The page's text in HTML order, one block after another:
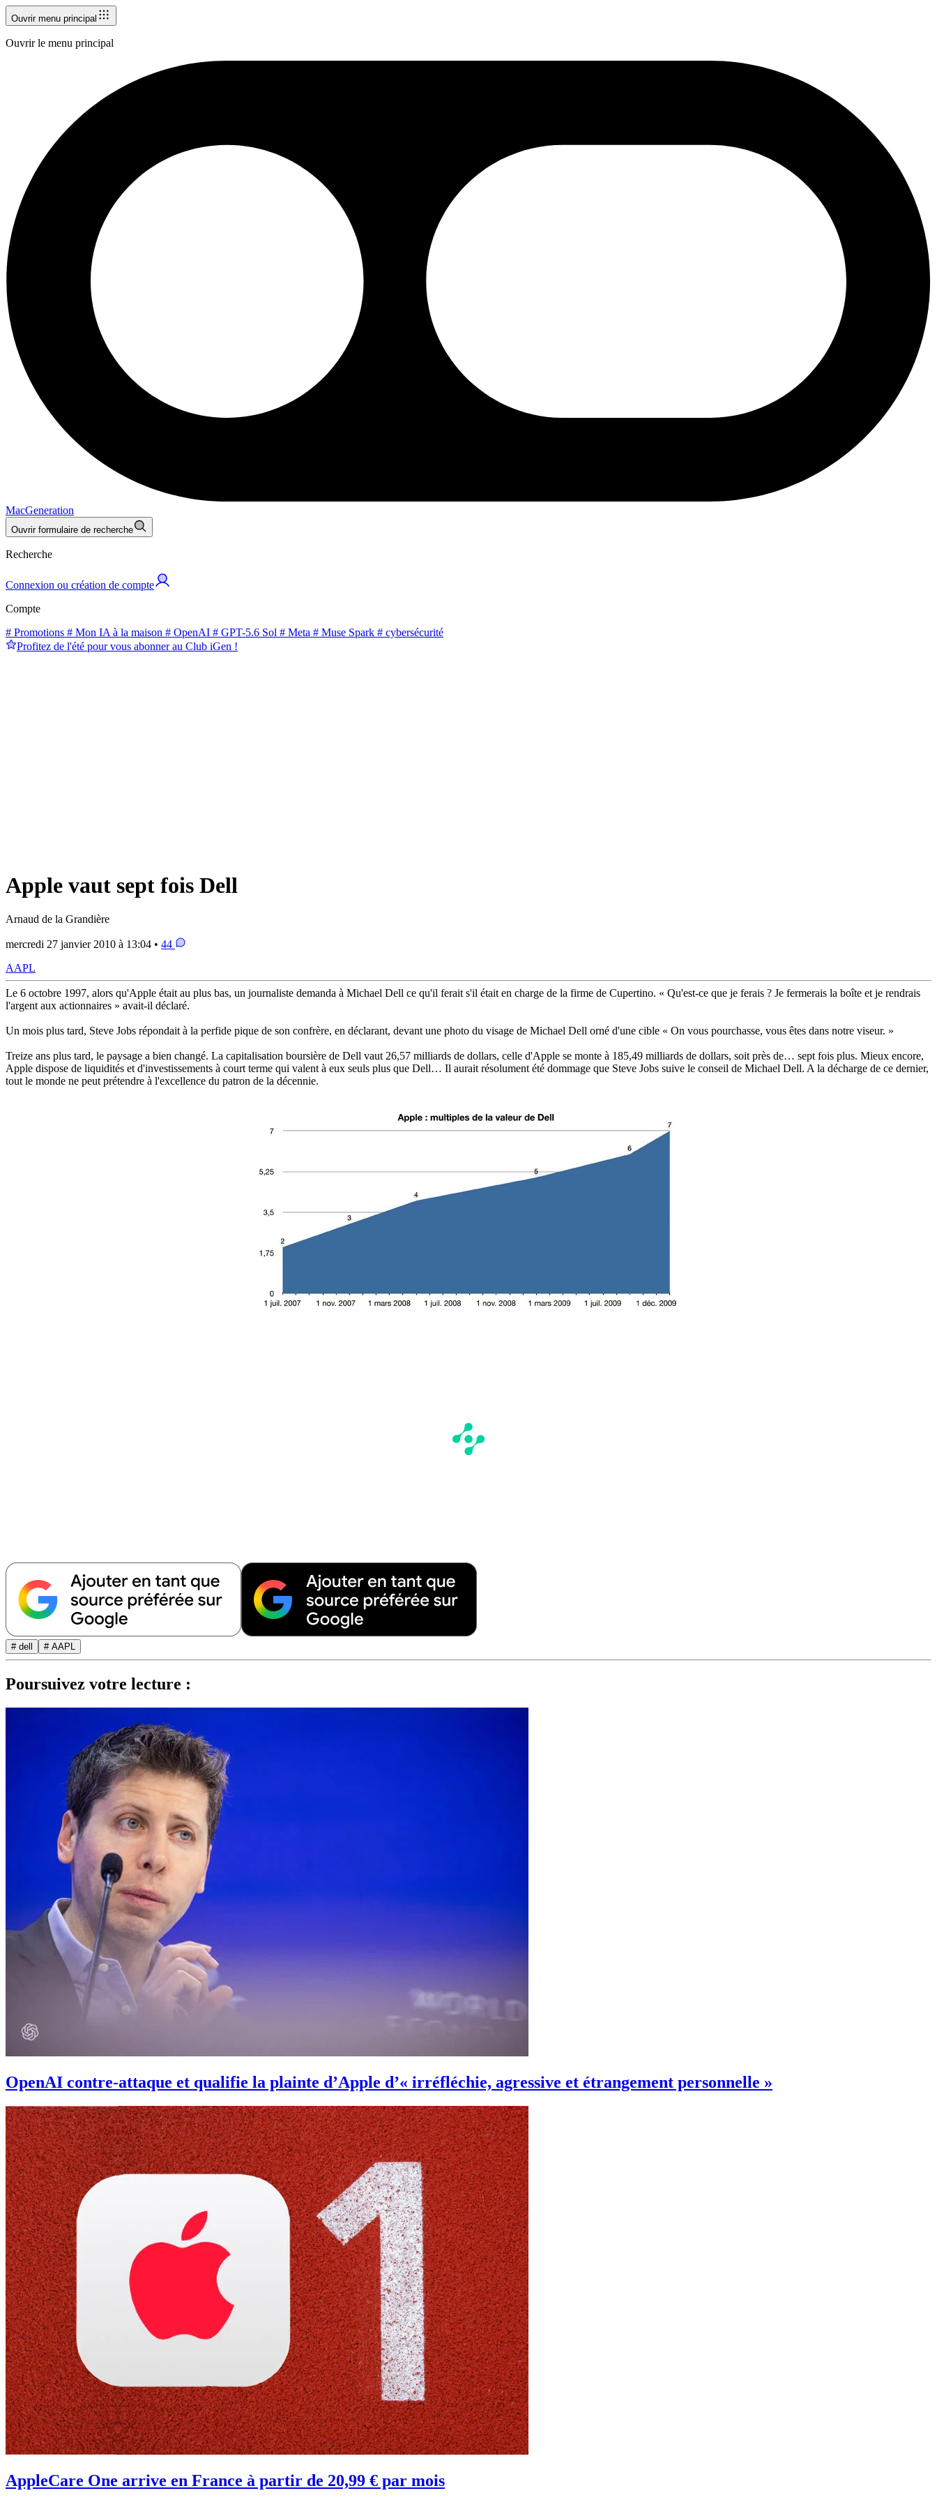
Ouvrir menu principal
Ouvrir le menu principal
MacGeneration
Ouvrir formulaire de recherche
Recherche
Connexion ou création de compte
Compte
# Promotions # Mon IA à la maison # OpenAI # GPT-5.6 Sol # Meta # Muse Spark # cybersécurité
Profitez de l'été pour vous abonner au Club iGen !
Apple vaut sept fois Dell
Arnaud de la Grandière
mercredi 27 janvier 2010 à 13:04 • 44
AAPL
Le 6 octobre 1997, alors qu'Apple était au plus bas, un journaliste demanda à Michael Dell ce qu'il ferait s'il était en charge de la firme de Cupertino. « Qu'est-ce que je ferais ? Je fermerais la boîte et je rendrais
l'argent aux actionnaires » avait-il déclaré.
Un mois plus tard, Steve Jobs répondait à la perfide pique de son confrère, en déclarant, devant une photo du visage de Michael Dell orné d'une cible « On vous pourchasse, vous êtes dans notre viseur. »
Treize ans plus tard, le paysage a bien changé. La capitalisation boursière de Dell vaut 26,57 milliards de dollars, celle d'Apple se monte à 185,49 milliards de dollars, soit près de… sept fois plus. Mieux encore,
Apple dispose de liquidités et d'investissements à court terme qui valent à eux seuls plus que Dell… Il aurait résolument été dommage que Steve Jobs suive le conseil de Michael Dell. A la décharge de ce dernier,
tout le monde ne peut prétendre à l'excellence du patron de la décennie.
# dell # AAPL
Poursuivez votre lecture :
OpenAI contre-attaque et qualifie la plainte d’Apple d’« irréfléchie, agressive et étrangement personnelle »
AppleCare One arrive en France à partir de 20,99 € par mois